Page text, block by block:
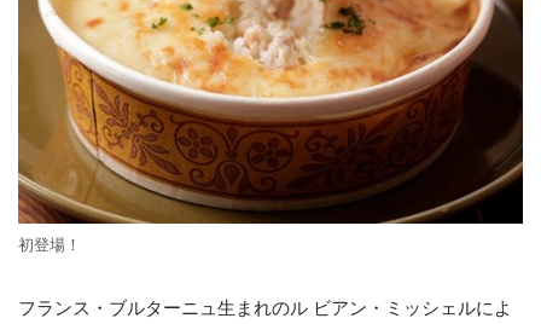
初登場！
フランス・ブルターニュ生まれのル ビアン・ミッシェルによ